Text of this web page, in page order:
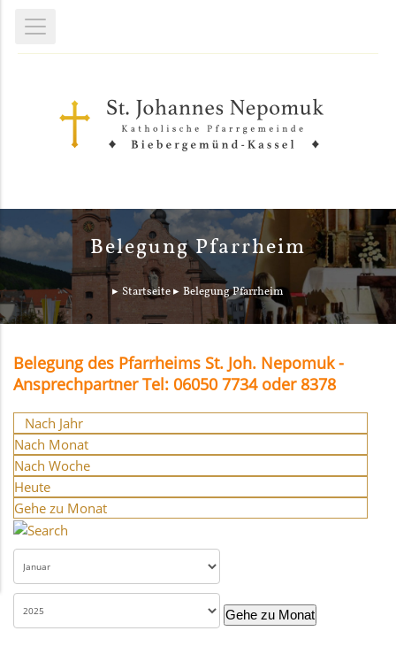
Belegung Pfarrheim
Startseite Belegung Pfarrheim
Belegung des Pfarrheims St. Joh. Nepomuk -
Ansprechpartner Tel: 06050 7734 oder 8378
Nach Jahr
Nach Monat
Nach Woche
Heute
Gehe zu Monat
Gehe zu Monat